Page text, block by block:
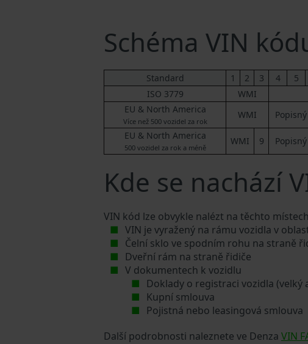
Schéma VIN
Standard 1 2 3 4 5
ISO 3779
WMI
EU & North America
Více než 500 vozidel za rok
WMI
EU & North America
500 vozidel za rok a méně
WMI 9
Kde se nachází
VIN kód lze obvykle nalézt na těchto
VIN je vyražený na rámu vozidla v
Čelní sklo ve spodním rohu na straně
Dveřní rám na straně řidiče
V dokumentech k vozidlu
Doklady o registraci vozidla (velký
Kupní smlouva
Pojistná nebo leasingová smlouva
Další podrobnosti naleznete ve Denza VIN